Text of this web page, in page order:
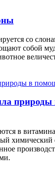
со
собой
природы
в
химический